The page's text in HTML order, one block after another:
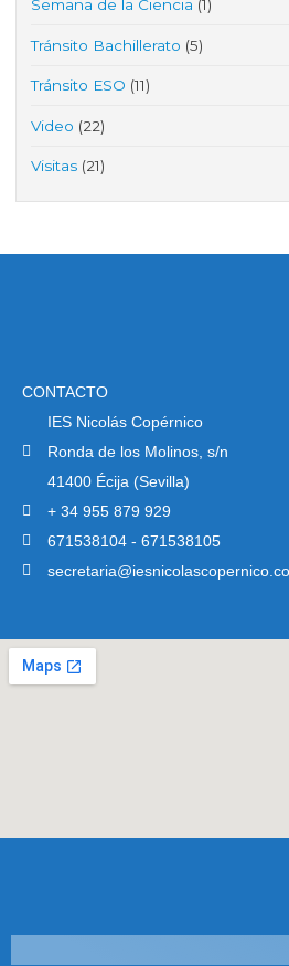
Semana de la Ciencia (1)
Tránsito Bachillerato (5)
Tránsito ESO (11)
Video (22)
Visitas (21)
CONTACTO
IES Nicolás Copérnico
Ronda de los Molinos, s/n
41400 Écija (Sevilla)
+ 34 955 879 929
671538104 - 671538105